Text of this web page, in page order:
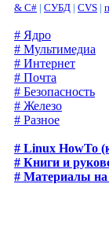
& C# | СУБД | CVS |
# Ядро
# Мультимедиа
# Интернет
# Почта
# Безопасность
# Железо
# Разное
# Linux HowTo
# Книги и
# Материалы на